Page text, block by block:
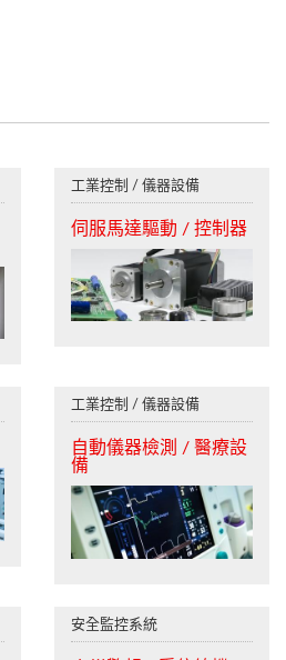
工業控制 / 儀器設備
伺服馬達驅動 / 控制器
工業控制 / 儀器設備
自動儀器檢測 / 醫療設
備
安全監控系統